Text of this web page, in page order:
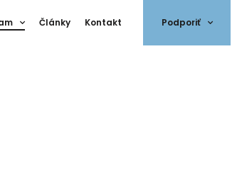
Články Kontakt Podporiť